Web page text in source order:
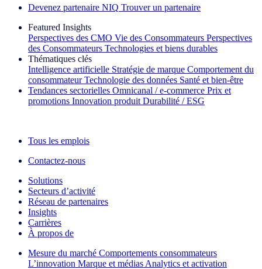
Devenez partenaire NIQ Trouver un partenaire
Featured Insights
Perspectives des CMO Vie des Consommateurs Perspectives
des Consommateurs Technologies et biens durables
Thématiques clés
Intelligence artificielle Stratégie de marque Comportement du
consommateur Technologie des données Santé et bien‑être
Tendances sectorielles Omnicanal / e‑commerce Prix et
promotions Innovation produit Durabilité / ESG
Tous les emplois
Contactez-nous
Solutions
Secteurs d’activité
Réseau de partenaires
Insights
Carrières
À propos de
Mesure du marché Comportements consommateurs
L’innovation Marque et médias Analytics et activation